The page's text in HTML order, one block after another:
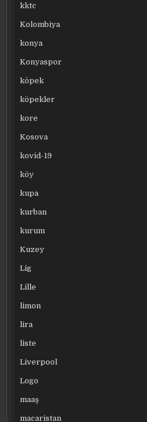
kktc
Kolombiya
konya
Konyaspor
köpek
köpekler
kore
Kosova
kovid-19
köy
kupa
kurban
kurum
Kuzey
Lig
Lille
limon
lira
liste
Liverpool
Logo
maaş
macaristan